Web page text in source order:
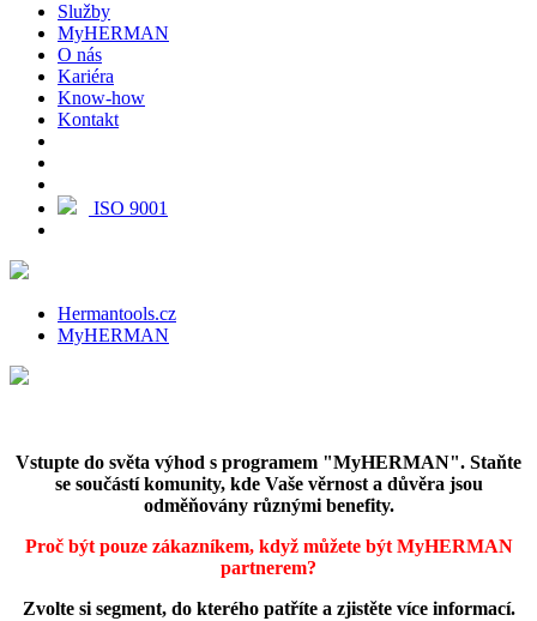
Služby
MyHERMAN
O nás
Kariéra
Know-how
Kontakt
ISO 9001
Hermantools.cz
MyHERMAN
Vstupte do světa výhod s programem "MyHERMAN". Staňte
se součástí komunity, kde Vaše věrnost a důvěra jsou
odměňovány různými benefity.
Proč být pouze zákazníkem, když můžete být MyHERMAN
partnerem?
Zvolte si segment, do kterého patříte a zjistěte více informací.